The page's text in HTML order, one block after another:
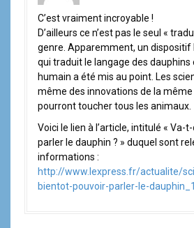
C’est vraiment incroyable !
D’ailleurs ce n’est pas le seul «
genre. Apparemment, un dispositif
qui traduit le langage des dauphins
humain a été mis au point. Les
même des innovations de la
pourront toucher tous les animaux.
Voici le lien à l’article, intitulé « Va-
parler le dauphin ? » duquel sont
informations :
http://www.lexpress.fr/actualite/
bientot-pouvoir-parler-le-